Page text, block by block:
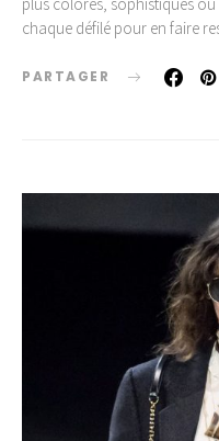
chaque défilé pour en faire
PARTAGER